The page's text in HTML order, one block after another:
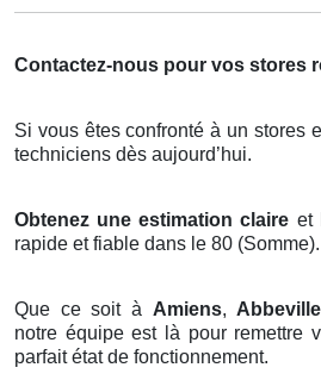
Contactez-nous pour vos stores
Si vous êtes confronté à un stores
techniciens dès aujourd’hui.
Obtenez une estimation claire et
rapide et fiable dans le 80 (Somme).
Que ce soit à Amiens, Abbeville
notre équipe est là pour remettre
parfait état de fonctionnement.